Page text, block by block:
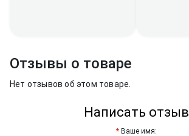
Отзывы о товаре
Нет отзывов об этом товаре.
Написать отзыв
Ваше имя: